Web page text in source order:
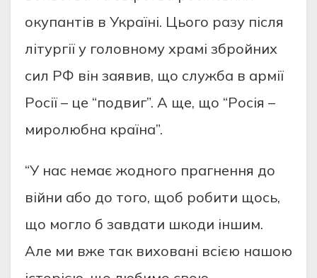
окупантів в Україні. Цього разу після
літургії у головному храмі збройних
сил РФ він заявив, що служба в армії
Росії – це “подвиг”. А ще, що “Росія –
миролюбна країна”.
“У нас немає жодного прагнення до
війни або до того, щоб робити щось,
що могло б завдати шкоди іншим.
Але ми вже так виховані всією нашою